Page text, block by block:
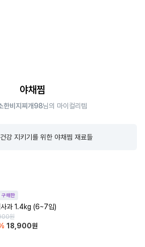
야채찜
한비지찌개98님의 마이컬리템
강 지키기를 위한 야채찜 재료들
구매한
사과 1.4kg (6~7입)
원
18,900원